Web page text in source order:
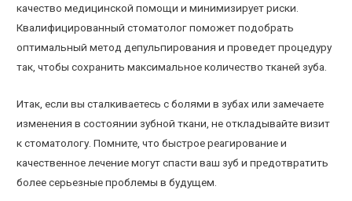
качество медицинской помощи и минимизирует риски.
Квалифицированный стоматолог поможет подобрать
оптимальный метод депульпирования и проведет процедуру
так, чтобы сохранить максимальное количество тканей зуба.
Итак, если вы сталкиваетесь с болями в зубах или замечаете
изменения в состоянии зубной ткани, не откладывайте визит
к стоматологу. Помните, что быстрое реагирование и
качественное лечение могут спасти ваш зуб и предотвратить
более серьезные проблемы в будущем.